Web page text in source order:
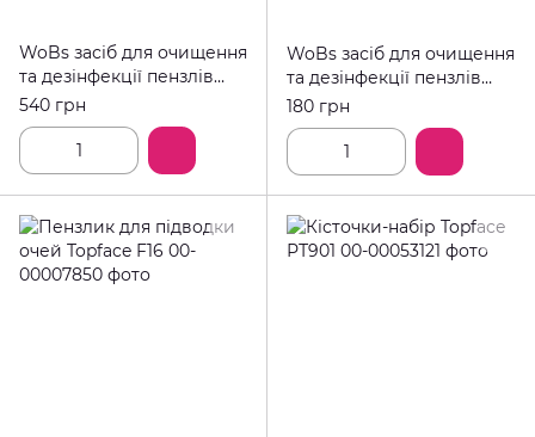
WoBs засіб для очищення
та дезінфекції пензлів
для макіяжу 500 мл
540 грн
WoBs засіб для очищення
та дезінфекції пензлів
для макіяжу 100 мл
180 грн